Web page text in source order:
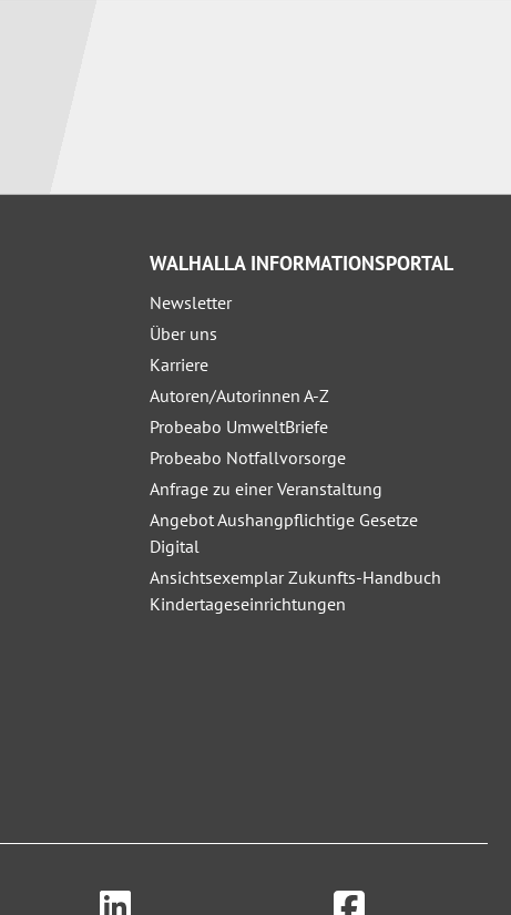
WALHALLA INFORMATIONSPORTAL
Newsletter
Über uns
Karriere
Autoren/Autorinnen A-Z
Probeabo UmweltBriefe
Probeabo Notfallvorsorge
Anfrage zu einer Veranstaltung
Angebot Aushangpflichtige Gesetze
Digital
Ansichtsexemplar Zukunfts-Handbuch
Kindertageseinrichtungen